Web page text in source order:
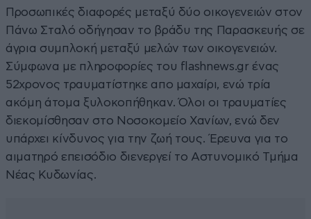
Προσωπικές διαφορές μεταξύ δύο οικογενειών στον
Πάνω Σταλό οδήγησαν το βράδυ της Παρασκευής σε
άγρια συμπλοκή μεταξύ μελών των οικογενειών.
Σύμφωνα με πληροφορίες του flashnews.gr ένας
52χρονος τραυματίστηκε απο μαχαίρι, ενώ τρία
ακόμη άτομα ξυλοκοπήθηκαν. Όλοι οι τραυματίες
διεκομίσθησαν στο Νοσοκομείο Χανίων, ενώ δεν
υπάρχει κίνδυνος για την ζωή τους. Έρευνα για το
αιματηρό επεισόδιο διενεργεί το Αστυνομικό Τμήμα
Νέας Κυδωνίας.